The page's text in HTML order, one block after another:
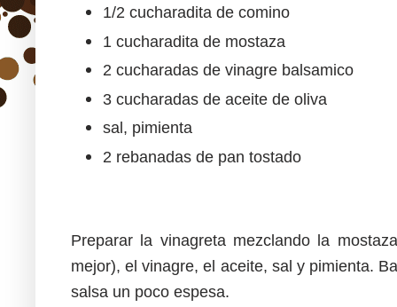
1/2 cucharadita de comino
1 cucharadita de mostaza
2 cucharadas de vinagre balsamico
3 cucharadas de aceite de oliva
sal, pimienta
2 rebanadas de pan tostado
Preparar la vinagreta mezclando la
mejor), el vinagre, el aceite, sal y pimienta.
salsa un poco espesa.